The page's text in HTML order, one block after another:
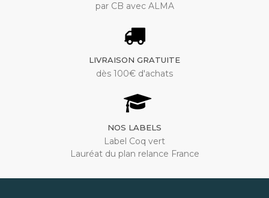
par CB avec ALMA
LIVRAISON GRATUITE
dès 100€ d'achats
NOS LABELS
Label Coq vert
Lauréat du plan relance France